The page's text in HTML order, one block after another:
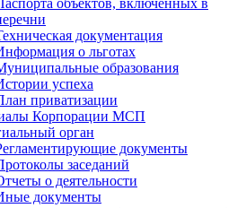
объектов, включенных в
документация
о льготах
образования
успеха
приватизации
Корпорации МСП
орган
документы
заседаний
о деятельности
документы